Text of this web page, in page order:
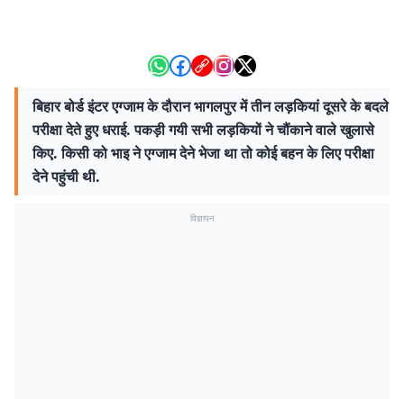
बिहार बोर्ड इंटर एग्जाम के दौरान भागलपुर में तीन लड़कियां दूसरे के बदले
परीक्षा देते हुए धराई. पकड़ी गयी सभी लड़कियों ने चौंकाने वाले खुलासे
किए. किसी को भाइ ने एग्जाम देने भेजा था तो कोई बहन के लिए परीक्षा
देने पहुंची थी.
विज्ञापन